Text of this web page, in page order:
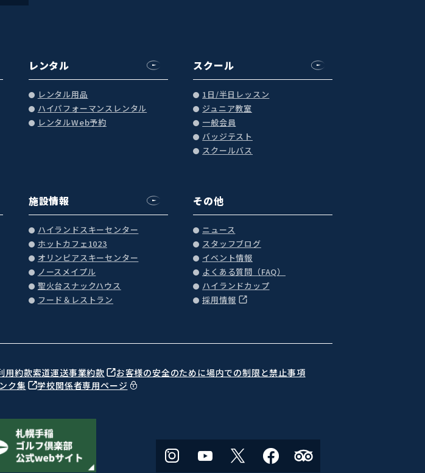
レンタル
レンタル用品
ハイパフォーマンスレンタル
レンタルWeb予約
スクール
1日/半日レッスン
ジュニア教室
一般会員
バッジテスト
スクールバス
施設情報
ハイランドスキーセンター
ホットカフェ1023
オリンピアスキーセンター
ノースメイプル
聖火台スナックハウス
フード＆レストラン
その他
ニュース
スタッフブログ
イベント情報
よくある質問（FAQ）
ハイランドカップ
採用情報
用約款索道運送事業約款 お客様の安全のために場内での制限と禁止事項
ク集 学校関係者専用ページ